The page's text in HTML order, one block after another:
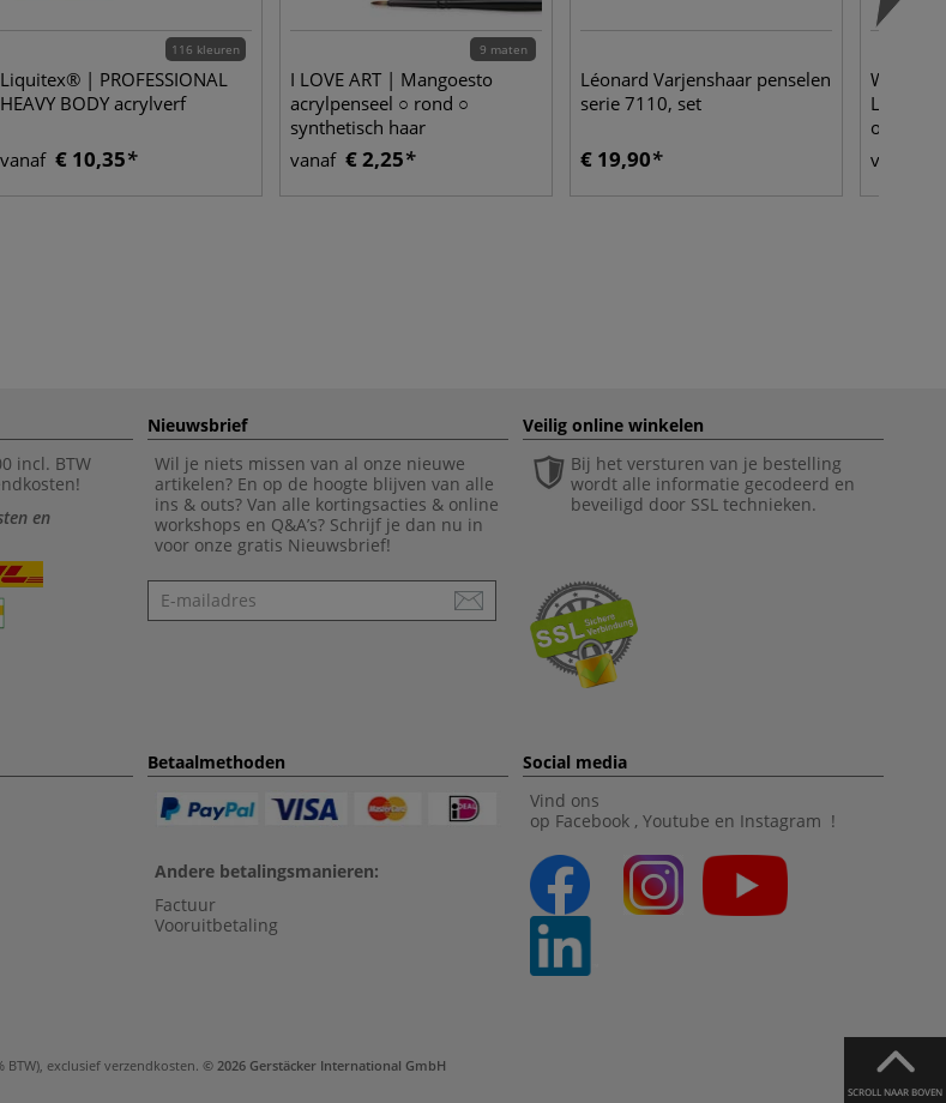
SCROLL NAAR BOVEN
116 kleuren
Liquitex® | PROFESSIONAL
HEAVY BODY acrylverf
vanaf € 10,35
9 maten
I LOVE ART | Mangoesto
acrylpenseel ○ rond ○
synthetisch haar
vanaf € 2,25
Léonard Varjenshaar penselen
serie 7110, set
€ 19,90
Liquin™
vanaf
incl. BTW
en
Nieuwsbrief
Wil je niets missen van al onze nieuwe
artikelen? En op de hoogte blijven van alle
ins & outs? Van alle kortingsacties & online
workshops en Q&A’s? Schrijf je dan nu in
voor onze gratis Nieuwsbrief!
Nieuwsbrief
Veilig online winkelen
Bij het versturen van je bestelling
wordt alle informatie gecodeerd en
beveiligd door SSL technieken.
Betaalmethoden
Andere betalingsmanieren:
Factuur
Vooruitbetaling
Social media
Vind ons
op Facebook , Youtube en Instagram !
BTW), exclusief verzendkosten. © 2026 Gerstäcker International GmbH